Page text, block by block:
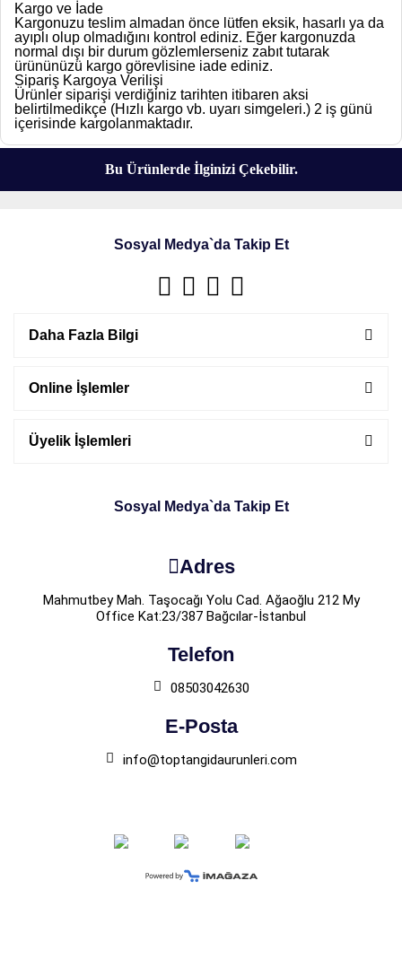
Kargo ve İade
Kargonuzu teslim almadan önce lütfen eksik, hasarlı ya da
ayıplı olup olmadığını kontrol ediniz. Eğer kargonuzda
normal dışı bir durum gözlemlerseniz zabıt tutarak
ürününüzü kargo görevlisine iade ediniz.
Sipariş Kargoya Verilişi
Ürünler siparişi verdiğiniz tarihten itibaren aksi
belirtilmedikçe (Hızlı kargo vb. uyarı simgeleri.) 2 iş günü
içerisinde kargolanmaktadır.
Bu Ürünlerde İlginizi Çekebilir.
Sosyal Medya`da Takip Et
Daha Fazla Bilgi
Online İşlemler
Üyelik İşlemleri
Sosyal Medya`da Takip Et
Adres
Mahmutbey Mah. Taşocağı Yolu Cad. Ağaoğlu 212 My
Office Kat:23/387 Bağcılar-İstanbul
Telefon
08503042630
E-Posta
info@toptangidaurunleri.com